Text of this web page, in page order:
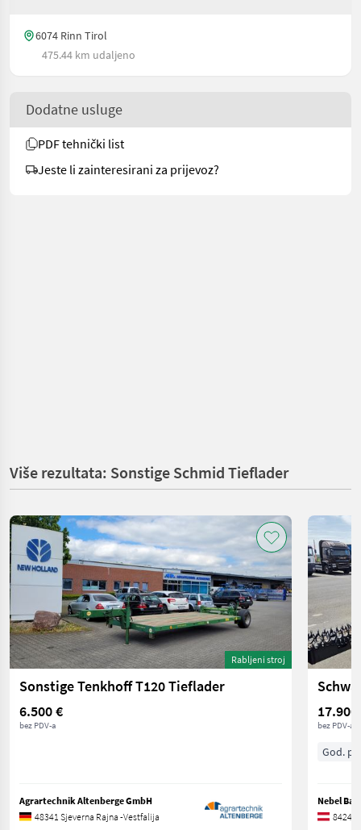
6074 Rinn Tirol
475.44 km udaljeno
Dodatne usluge
PDF tehnički list
Jeste li zainteresirani za prijevoz?
Više rezultata: Sonstige Schmid Tieflader
Rabljeni stroj
Sonstige Tenkhoff T120 Tieflader
6.500 €
bez PDV-a
Agrartechnik Altenberge GmbH
48341 Sjeverna Rajna -Vestfalija
17.900
bez PDV-a
God.
Nebel
8424